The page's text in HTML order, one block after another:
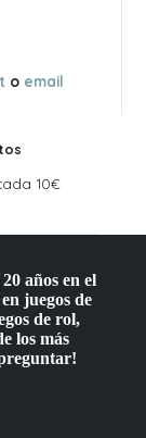
o email
10€
años en el
juegos de
de rol,
los más